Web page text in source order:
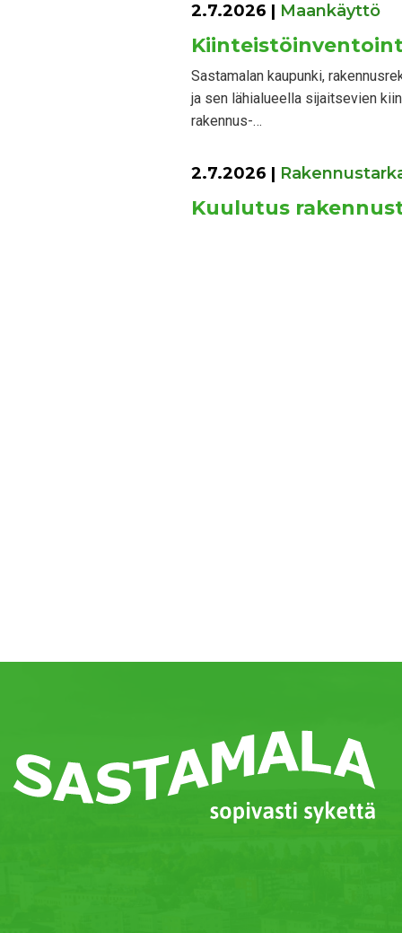
2.7.2026 | Maankäyttö
Sastamalan kaupunki,
ja sen lähialueella sijaitsevien
rakennus-…
2.7.2026 |
Kuulutus